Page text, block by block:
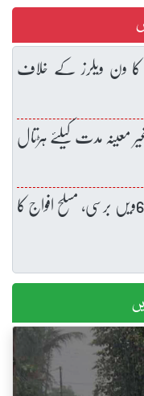
ون ویلرز کے خلاف
معینہ مدت کیلئے ہڑتال
میجر طفیل محمد شہید نشانِ حیدر کی 68ویں برسی، مسلح افواج کا